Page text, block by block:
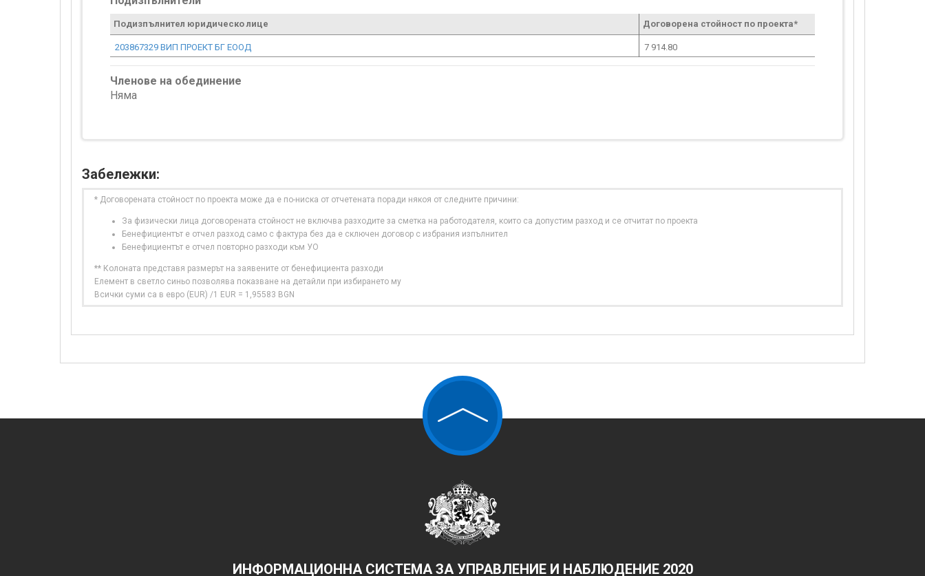
Подизпълнител юридическо лице Договорена стойност по проекта*
203867329 ВИП ПРОЕКТ БГ ЕООД 7 914.80
Членове на обединение
Няма
Забележки:
* Договорената стойност по проекта може да е по-ниска от отчетената поради някоя от следните причини:
За физически лица договорената стойност не включва разходите за сметка на работодателя, които са допустим разход и се отчитат по проекта
Бенефициентът е отчел разход само с фактура без да е сключен договор с избрания изпълнител
Бенефициентът е отчел повторно разходи към УО
** Колоната представя размерът на заявените от бенефициента разходи
Елемент в светло синьо позволява показване на детайли при избирането му
Всички суми са в евро (EUR) /1 EUR = 1,95583 BGN
ИНФОРМАЦИОННА СИСТЕМА ЗА УПРАВЛЕНИЕ И НАБЛЮДЕНИЕ 2020